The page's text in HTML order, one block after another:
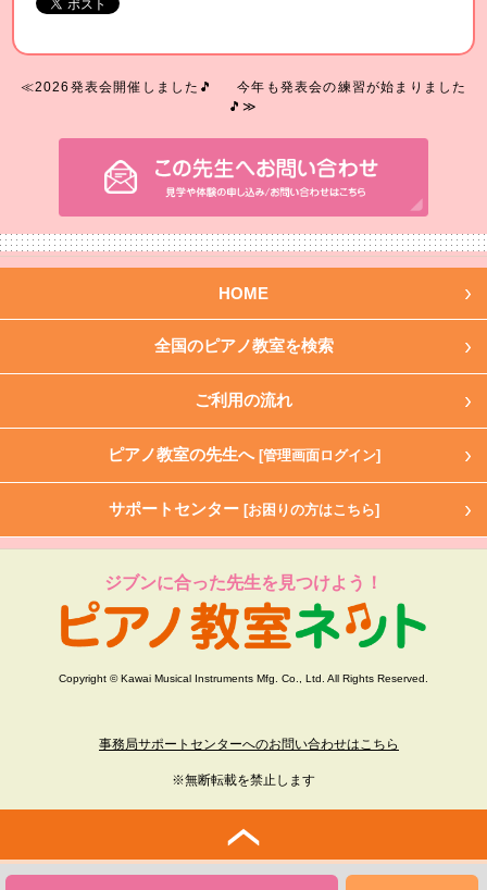
≪2026発表会開催しました🎵
今年も発表会の練習が始まりました
🎵≫
HOME
全国のピアノ教室を検索
ご利用の流れ
ピアノ教室の先生へ [管理画面ログイン]
サポートセンター [お困りの方はこちら]
ジブンに合った先生を見つけよう！
Copyright © Kawai Musical Instruments Mfg. Co., Ltd. All Rights Reserved.
事務局サポートセンターへのお問い合わせはこちら
※無断転載を禁止します